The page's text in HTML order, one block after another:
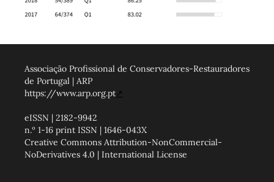
Associação Profissional de Conservadores-Restauradores
de Portugal | ARP
https://www.arp.org.pt↗
eISSN | 2182-9942
n.º 1-16 print ISSN | 1646-043X
Creative Commons Attribution-NonCommercial-
NoDerivatives 4.0 | International License